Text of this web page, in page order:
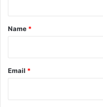
*
Name *
Email *